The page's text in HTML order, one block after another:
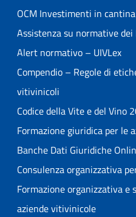
OCM Investimenti in cantina
Assistenza su normative dei
Alert normativo – UIVLex
Compendio – Regole di
vitivinicoli
Codice della Vite e del Vino
Formazione giuridica per le
Banche Dati Giuridiche
Consulenza organizzativa
Formazione organizzativa
aziende vitivinicole